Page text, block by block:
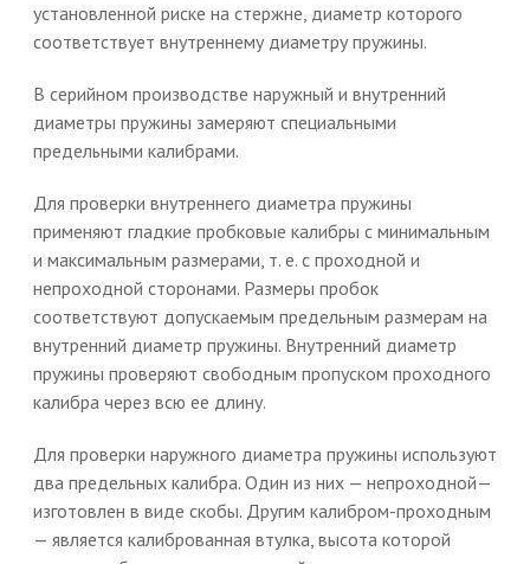
установленной риске на стержне, диаметр которого
соответствует внутреннему диаметру пружины.
В серийном производстве наружный и внутренний
диаметры пружины замеряют специальными
предельными калибрами.
Для проверки внутреннего диаметра пружины
применяют гладкие пробковые калибры с минимальным
и максимальным размерами, т. е. с проходной и
непроходной сторонами. Размеры пробок
соответствуют допускаемым предельным размерам на
внутренний диаметр пружины. Внутренний диаметр
пружины проверяют свободным пропуском проходного
калибра через всю ее длину.
Для проверки наружного диаметра пружины используют
два предельных калибра. Один из них — непроходной—
изготовлен в виде скобы. Другим калибром-проходным
— является калиброванная втулка, высота которой